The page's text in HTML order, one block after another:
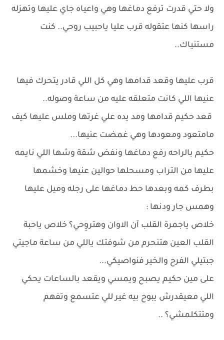
ولا حتي قدرت ترفع دماغها وهي واعياه جاي عليها وتهزله
راسها كنها عتقوله قرب عليا ياحبيب روحي.. كنت
مستنياك..
قرب عليها وقعد قدامها وهي كل اللي قادر يتحرك فيها
عنيها اللي كانت متعلقه عليه من ساعة وصوله..
قعد حكيم قدامها ومد يده علي غرتها وملس عليها كيف
مامتعود ومعودها وهي غمضت عنيها...
حكيم بالراحه رفع دماغها ونفض شقة وشها اللي نايمه
عليها من التراب ومسحلها حوالين عنيها وخشمها
بطرف كمه وبعدها حط دماغها على رجله وميل عليها
وهمس جار ودنها :
خلاص ياجمرة القلب آن الاوان وهتروِحي؟ خلاص ياحبة
القلب العين هتنحرم من شوفتك ياللي من ساعة ماجيتي
جبتيلي الفرح والخير فنواصيكي...
على مين حكيم يصبح ويمسي ويقعد بالساعات يحكي
اللي معيقدرش يبوح بيه غير للي عتسمع وتفهم
ومتتكلمشي؟ ..